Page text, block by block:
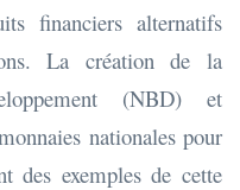
financiers alternatifs
La création de la
(NBD) et
nationales pour
des exemples de cette